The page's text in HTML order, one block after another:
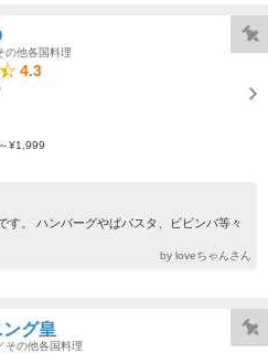
の他各国料理
4.3
¥1,999
す。 ハンバーグやぱパスタ、ビビンバ等々
by loveちゃんさん
グ皇
その他各国料理